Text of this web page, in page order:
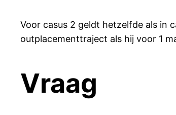
Voor casus 2 geldt hetzelfde als in
outplacementtraject als hij voor 1
Vraag